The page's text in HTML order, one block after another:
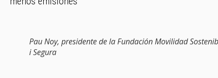
Pau Noy, presidente de la Fundación Movilidad
i Segura